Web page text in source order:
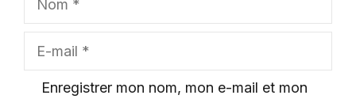
mail
Enregistrer mon nom, mon e-mail et mon